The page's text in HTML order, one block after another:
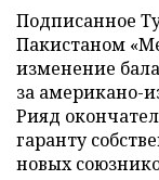
Подписанное
Пакистаном
изменение
за американо-
Рияд
гаранту
новых